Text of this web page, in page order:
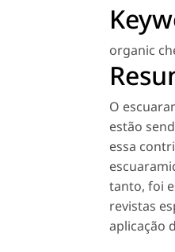
organic
O
estão
essa
tanto, foi
revistas
aplicação